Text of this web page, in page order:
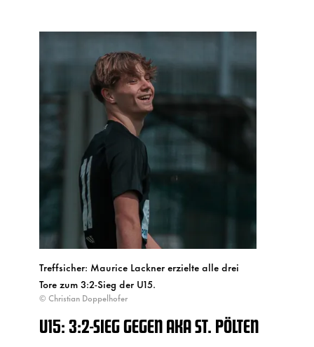
Treffsicher: Maurice Lackner erzielte alle drei
Tore zum 3:2-Sieg der U15.
© Christian Doppelhofer
U15: 3:2-SIEG GEGEN AKA ST. PÖLTEN